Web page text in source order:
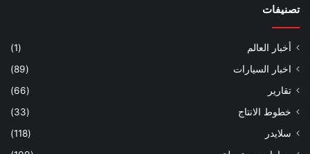
تصنيفات
أخبار العالم
(1)
اخبار السيارات
(89)
تقارير
(66)
خطوط الانتاج
(33)
سلايدر
(118)